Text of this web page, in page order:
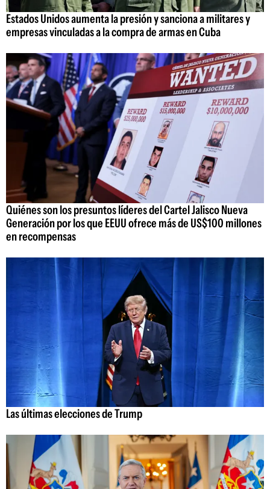
Estados Unidos aumenta la presión y sanciona a militares y
empresas vinculadas a la compra de armas en Cuba
Quiénes son los presuntos líderes del Cartel Jalisco Nueva
Generación por los que EEUU ofrece más de US$100 millones
en recompensas
Las últimas elecciones de Trump